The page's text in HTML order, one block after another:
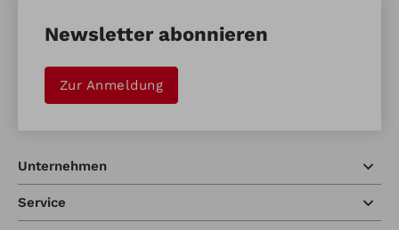
Newsletter abonnieren
Zur Anmeldung
Unternehmen
Service